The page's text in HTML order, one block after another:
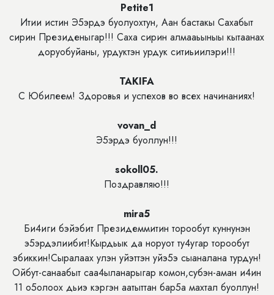
Petite1
Итии истин Э5эрдэ буолуохтун, Аан бастакы Сахабыт
сирин Президеныгар!!! Саха сирин алмааьыныы кытаанах
доруобуйаны, урдуктэн урдук ситиьиилэри!!!
TAKIFA
С Юбилеем! Здоровья и успехов во всех начинаниях!
vovan_d
Э5эрдэ буоллун!!!
sokoll05.
Поздравляю!!!
mira5
Би4иги бэйэбит Президеммитин торообут куннунэн
э5эрдэлиибит!Кырдьык да норуот ту4угар торообут
эбиккин!Сыралаах улэн уйэттэн уйэ5э сыаналана турдун!
Ойбут-санаабыт саа4ыланарыгар комон,субэн-аман и4ин
11 о5олоох дьиэ кэргэн аатыттан бар5а махтал буоллун!